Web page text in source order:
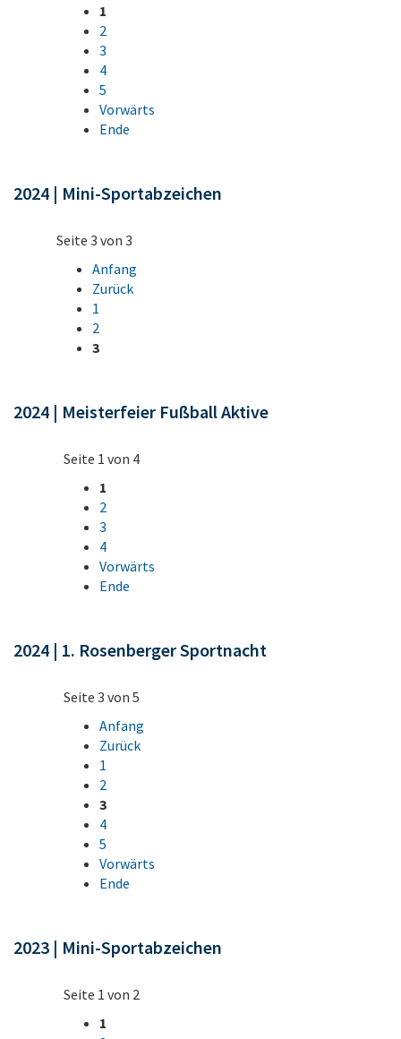
1
2
3
4
5
Vorwärts
Ende
2024 | Mini-Sportabzeichen
Seite 3 von 3
Anfang
Zurück
1
2
3
2024 | Meisterfeier Fußball Aktive
Seite 1 von 4
1
2
3
4
Vorwärts
Ende
2024 | 1. Rosenberger Sportnacht
Seite 3 von 5
Anfang
Zurück
1
2
3
4
5
Vorwärts
Ende
2023 | Mini-Sportabzeichen
Seite 1 von 2
1